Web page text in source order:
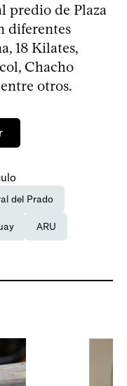
predio de Plaza
diferentes
18 Kilates,
Chacho
otros.
del Prado
ARU